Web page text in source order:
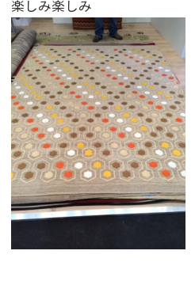
楽しみ楽しみ